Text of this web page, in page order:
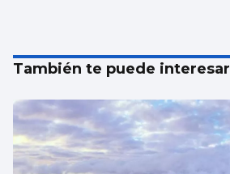
También te puede interesar